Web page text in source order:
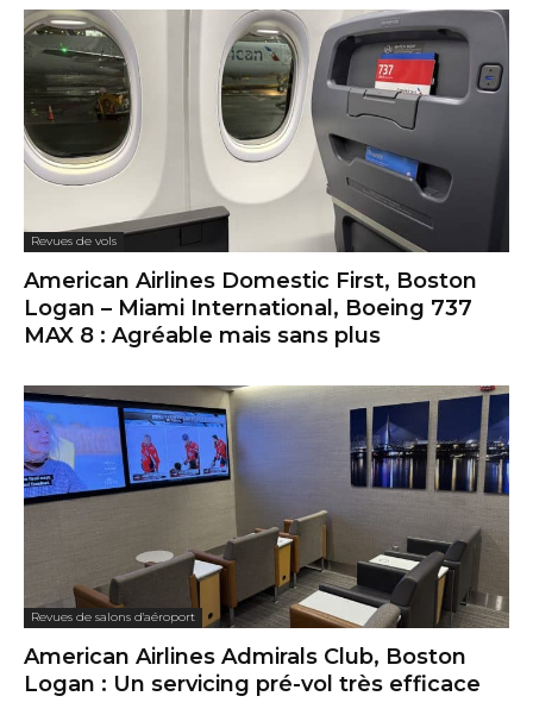
Revues de vols
American Airlines Domestic First, Boston
Logan – Miami International, Boeing 737
MAX 8 : Agréable mais sans plus
Revues de salons d'aéroport
American Airlines Admirals Club, Boston
Logan : Un servicing pré-vol très efficace